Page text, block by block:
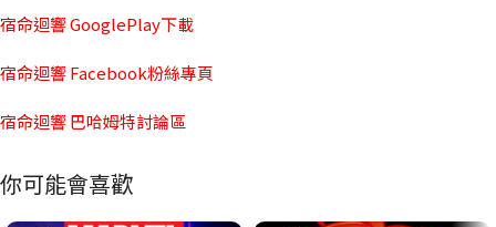
宿命迴響 GooglePlay下載
宿命迴響 Facebook粉絲專頁
宿命迴響 巴哈姆特討論區
你可能會喜歡